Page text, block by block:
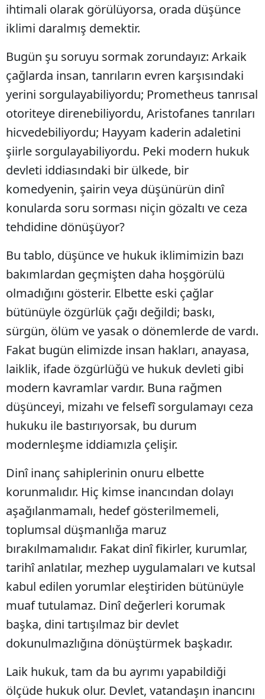
ihtimali olarak görülüyorsa, orada düşünce
iklimi daralmış demektir.
Bugün şu soruyu sormak zorundayız: Arkaik
çağlarda insan, tanrıların evren karşısındaki
yerini sorgulayabiliyordu; Prometheus tanrısal
otoriteye direnebiliyordu, Aristofanes tanrıları
hicvedebiliyordu; Hayyam kaderin adaletini
şiirle sorgulayabiliyordu. Peki modern hukuk
devleti iddiasındaki bir ülkede, bir
komedyenin, şairin veya düşünürün dinî
konularda soru sorması niçin gözaltı ve ceza
tehdidine dönüşüyor?
Bu tablo, düşünce ve hukuk iklimimizin bazı
bakımlardan geçmişten daha hoşgörülü
olmadığını gösterir. Elbette eski çağlar
bütünüyle özgürlük çağı değildi; baskı,
sürgün, ölüm ve yasak o dönemlerde de vardı.
Fakat bugün elimizde insan hakları, anayasa,
laiklik, ifade özgürlüğü ve hukuk devleti gibi
modern kavramlar vardır. Buna rağmen
düşünceyi, mizahı ve felsefî sorgulamayı ceza
hukuku ile bastırıyorsak, bu durum
modernleşme iddiamızla çelişir.
Dinî inanç sahiplerinin onuru elbette
korunmalıdır. Hiç kimse inancından dolayı
aşağılanmamalı, hedef gösterilmemeli,
toplumsal düşmanlığa maruz
bırakılmamalıdır. Fakat dinî fikirler, kurumlar,
tarihî anlatılar, mezhep uygulamaları ve kutsal
kabul edilen yorumlar eleştiriden bütünüyle
muaf tutulamaz. Dinî değerleri korumak
başka, dini tartışılmaz bir devlet
dokunulmazlığına dönüştürmek başkadır.
Laik hukuk, tam da bu ayrımı yapabildiği
ölçüde hukuk olur. Devlet, vatandaşın inancını